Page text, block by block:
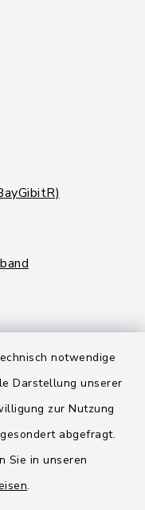
notwendige
Darstellung unserer
zur Nutzung
abgefragt.
Sie in unseren
.